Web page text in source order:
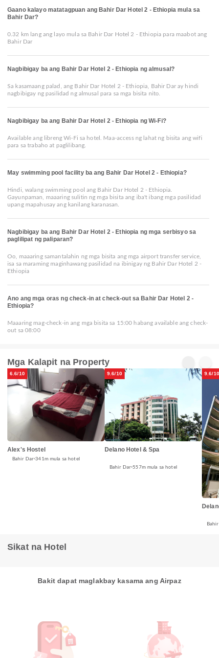
Gaano kalayo matatagpuan ang Bahir Dar Hotel 2 - Ethiopia mula sa
Bahir Dar?
0.32 km lang ang layo mula sa Bahir Dar Hotel 2 - Ethiopia para maabot ang
Bahir Dar
Nagbibigay ba ang Bahir Dar Hotel 2 - Ethiopia ng almusal?
Sa kasamaang palad, ang Bahir Dar Hotel 2 - Ethiopia, Bahir Dar ay hindi
nagbibigay ng pasilidad ng almusal para sa mga bisita nito.
Nagbibigay ba ang Bahir Dar Hotel 2 - Ethiopia ng Wi-Fi?
Available ang libreng Wi-Fi sa hotel. Maa-access ng lahat ng bisita ang wifi
para sa trabaho at paglilibang.
May swimming pool facility ba ang Bahir Dar Hotel 2 - Ethiopia?
Hindi, walang swimming pool ang Bahir Dar Hotel 2 - Ethiopia.
Gayunpaman, maaaring sulitin ng mga bisita ang iba't ibang mga pasilidad
upang mapahusay ang kanilang karanasan.
Nagbibigay ba ang Bahir Dar Hotel 2 - Ethiopia ng mga serbisyo sa
paglilipat ng paliparan?
Oo, maaaring samantalahin ng mga bisita ang mga airport transfer service,
isa sa maraming maginhawang pasilidad na ibinigay ng Bahir Dar Hotel 2 -
Ethiopia
Ano ang mga oras ng check-in at check-out sa Bahir Dar Hotel 2 -
Ethiopia?
Maaaring mag-check-in ang mga bisita sa 15:00 habang available ang check-
out sa 08:00
Mga Kalapit na Property
6.6/10
Alex's Hostel
Bahir Dar 341m mula sa hotel
9.6/10
Delano Hotel & Spa
Bahir Dar 557m mula sa hotel
9.6/10
Sikat na Hotel
Bakit dapat maglakbay kasama ang Airpaz